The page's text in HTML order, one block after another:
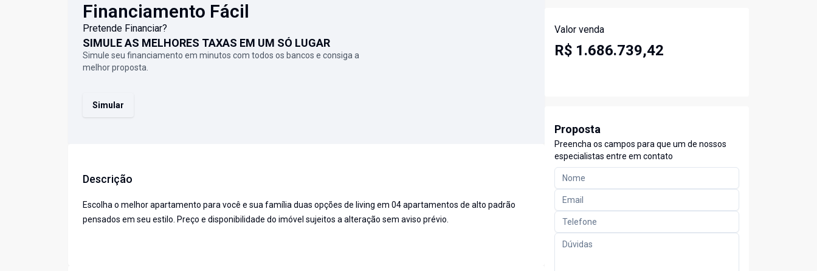
Financiamento Fácil
Pretende Financiar?
SIMULE AS MELHORES TAXAS EM UM SÓ LUGAR
Simule seu financiamento em minutos com todos os bancos e consiga a
melhor proposta.
Simular
Descrição
Escolha o melhor apartamento para você e sua família duas opções de living em 04 apartamentos de alto padrão
pensados em seu estilo. Preço e disponibilidade do imóvel sujeitos a alteração sem aviso prévio.
Valor venda
R$ 1.686.739,42
Proposta
Preencha os campos para que um de nossos
especialistas entre em contato